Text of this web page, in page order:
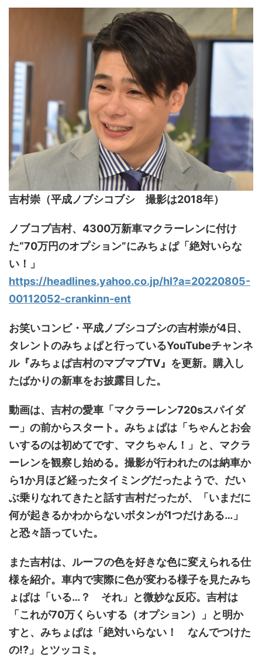
た胸元や引き締ま
クロショット ...
ニ、迫力バスト目
を引くランジェリ
ー姿のカットなど
盛りだくさんの内
容となっている。
http://www.rbbto
da ...
が揺れた！！」と
紹介され、水着姿
を披露した。 ...
吉村崇（平成ノブシコブシ 撮影は2018年）
ノブコブ吉村、4300万新車マクラーレンに付け
た“70万円のオプション”にみちょぱ「絶対いらな
い！」
https://headlines.yahoo.co.jp/hl?a=20220805-
00112052-crankinn-ent
お笑いコンビ・平成ノブシコブシの吉村崇が4日、
タレントのみちょぱと行っているYouTubeチャンネ
ル『みちょぱ吉村のマブマブTV』を更新。購入し
たばかりの新車をお披露目した。
動画は、吉村の愛車「マクラーレン720sスパイダ
ー」の前からスタート。みちょぱは「ちゃんとお会
いするのは初めてです、マクちゃん！」と、マクラ
ーレンを観察し始める。撮影が行われたのは納車か
ら1か月ほど経ったタイミングだったようで、だい
ぶ乗りなれてきたと話す吉村だったが、「いまだに
何が起きるかわからないボタンが1つだけある…」
と恐々語っていた。
また吉村は、ルーフの色を好きな色に変えられる仕
様を紹介。車内で実際に色が変わる様子を見たみち
ょぱは「いる…？ それ」と微妙な反応。吉村は
「これが70万くらいする（オプション）」と明か
すと、みちょぱは「絶対いらない！ なんでつけた
の!?」とツッコミ。